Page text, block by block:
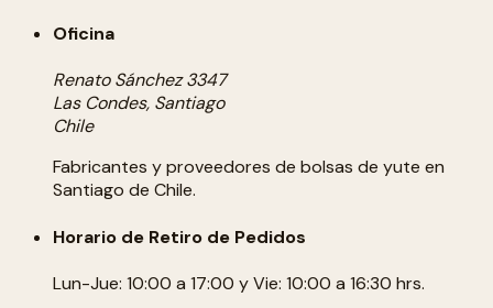
Oficina
Renato Sánchez 3347
Las Condes, Santiago
Chile
Fabricantes y proveedores de bolsas de yute en
Santiago de Chile.
Horario de Retiro de Pedidos
Lun-Jue: 10:00 a 17:00 y Vie: 10:00 a 16:30 hrs.